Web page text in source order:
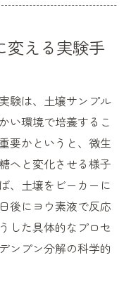
変える実験手
験は、土壌サンプル
い環境で培養するこ
要かというと、微生
へと変化させる様子
、土壌をビーカーに
後にヨウ素液で反応
した具体的なプロセ
ンプン分解の科学的